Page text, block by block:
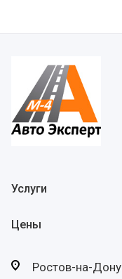
Услуги
Цены
Ростов-на-Дону